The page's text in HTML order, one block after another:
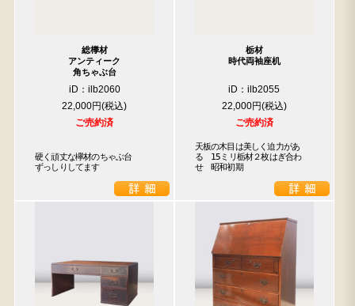
総﨔材
アンティーク
角ちゃぶ台
iD：ilb2060
22,000円
ご売約済
硬く頑丈な欅材のちゃぶ台
ずっしりしてます
栃材
時代両袖座机
iD：ilb2055
22,000円
ご売約済
天板の木目は美しく迫力があ
る　15ミリ栃材２枚はぎ合わ
せ　昭和初期